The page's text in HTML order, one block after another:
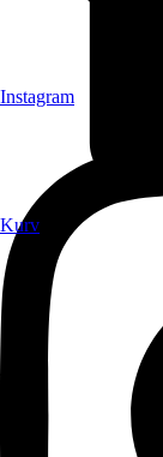
Kurv
Instagram